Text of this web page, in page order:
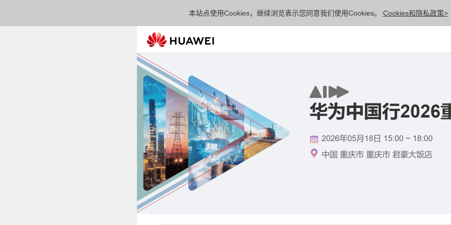
本站点使用Cookies，继续浏览表示您同意我们使用Cookies。 Cookies和隐私政策>